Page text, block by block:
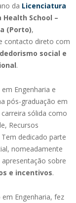
da Licenciatura
Health School –
(Porto),
contacto direto com
social e
.
Engenharia e
pós-graduação em
sólida como
Recursos
dedicado parte
nomeadamente
sobre
e incentivos.
Engenharia, fez